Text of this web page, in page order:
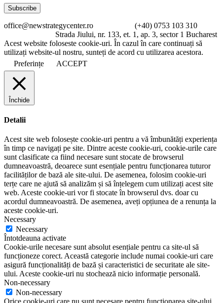
office@newstrategycenter.ro (+40) 0753 103 310
Strada Jiului, nr. 133, et. 1, ap. 3, sector 1 Bucharest
Acest website foloseste cookie-uri. În cazul în care continuați să
utilizați website-ul nostru, sunteți de acord cu utilizarea acestora.
Preferințe
ACCEPT
Închide
Detalii
Acest site web folosește cookie-uri pentru a vă îmbunătăți experiența
în timp ce navigați pe site. Dintre aceste cookie-uri, cookie-urile care
sunt clasificate ca fiind necesare sunt stocate de browserul
dumneavoastră, deoarece sunt esențiale pentru funcționarea tuturor
facilităților de bază ale site-ului. De asemenea, folosim cookie-uri
terțe care ne ajută să analizăm și să înțelegem cum utilizați acest site
web. Aceste cookie-uri vor fi stocate în browserul dvs. doar cu
acordul dumneavoastră. De asemenea, aveți opțiunea de a renunța la
aceste cookie-uri.
Necessary
Necessary
Întotdeauna activate
Cookie-urile necesare sunt absolut esențiale pentru ca site-ul să
funcționeze corect. Această categorie include numai cookie-uri care
asigură funcționalități de bază și caracteristici de securitate ale site-
ului. Aceste cookie-uri nu stochează nicio informație personală.
Non-necessary
Non-necessary